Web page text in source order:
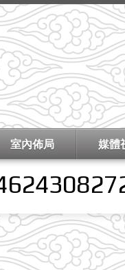
室內佈局 媒體